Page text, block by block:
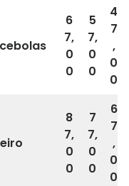
6
7,
0
0
5
7,
0
0
4
7
,
0
0
8
7,
0
0
7
7,
0
0
6
7
,
0
0